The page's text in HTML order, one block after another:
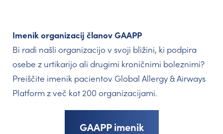
Imenik organizacij članov GAAPP
Bi radi našli organizacijo v svoji bližini, ki podpira
osebe z urtikarijo ali drugimi kroničnimi boleznimi?
Preiščite imenik pacientov Global Allergy & Airways
Platform z več kot 200 organizacijami.
GAAPP imenik